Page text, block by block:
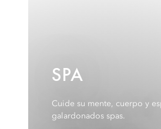
SPA
Cuide su mente, cuerpo y
galardonados spas.